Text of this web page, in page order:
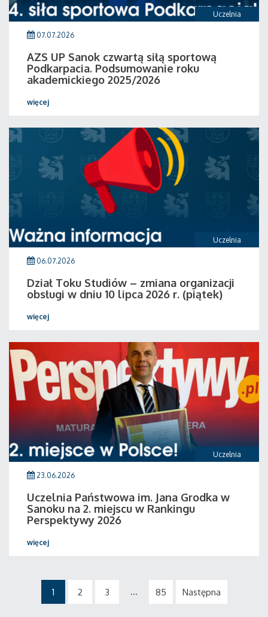
Uczelnia
07.07.2026
AZS UP Sanok czwartą siłą sportową
Podkarpacia. Podsumowanie roku
akademickiego 2025/2026
więcej
Uczelnia
06.07.2026
Dział Toku Studiów – zmiana organizacji
obsługi w dniu 10 lipca 2026 r. (piątek)
więcej
Uczelnia
23.06.2026
Uczelnia Państwowa im. Jana Grodka w
Sanoku na 2. miejscu w Rankingu
Perspektywy 2026
więcej
1 2 3 ... 85 Następna